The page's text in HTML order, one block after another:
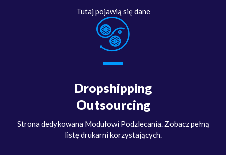
Tutaj pojawią się dane
Dropshipping
Outsourcing
Strona dedykowana Modułowi Podzlecania. Zobacz pełną
listę drukarni korzystających.